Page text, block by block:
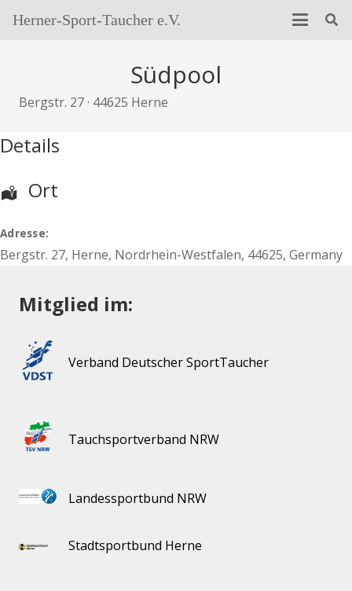
Herner-Sport-Taucher e.V.
Südpool
Bergstr. 27 · 44625 Herne
Details
Ort
Adresse:
Bergstr. 27, Herne, Nordrhein-Westfalen, 44625, Germany
Mitglied im:
Verband Deutscher SportTaucher
Tauchsportverband NRW
Landessportbund NRW
Stadtsportbund Herne